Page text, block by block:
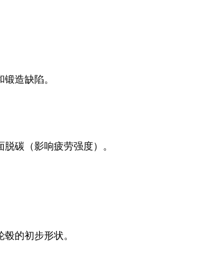
造缺陷。
碳（影响疲劳强度）。
的初步形状。